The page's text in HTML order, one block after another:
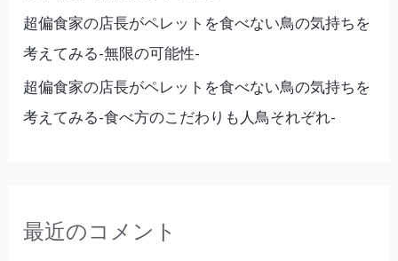
超偏食家の店長がペレットを食べない鳥の気持ちを
考えてみる-無限の可能性-
超偏食家の店長がペレットを食べない鳥の気持ちを
考えてみる-食べ方のこだわりも人鳥それぞれ-
最近のコメント